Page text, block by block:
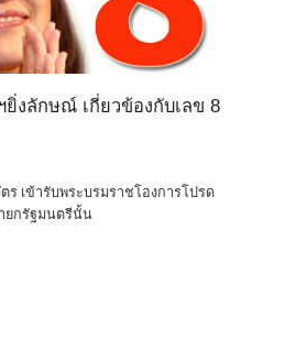
งลักษณ์ เกี่ยวข้องกับเลข 8
เข้ารับพระบรมราชโองการโปรด
ยกรัฐมนตรีนั้น